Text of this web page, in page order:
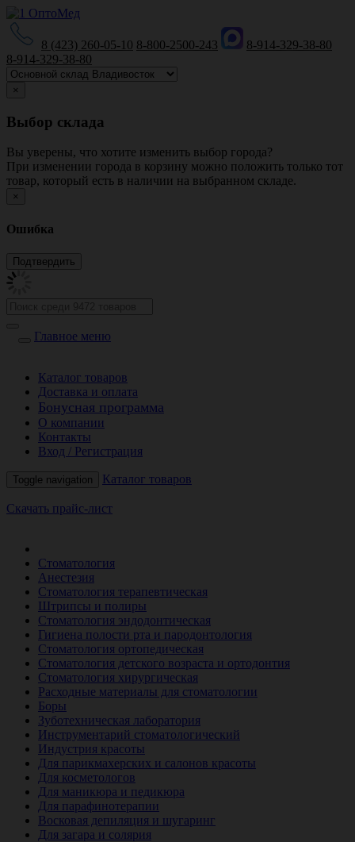
8 (423) 260-05-10 8-800-2500-243
8-914-329-38-80
8-914-329-38-80
×
Выбор склада
Вы уверены, что хотите изменить выбор города?
При изменении города в корзину можно положить только тот
товар, который есть в наличии на выбранном складе.
×
Ошибка
Главное меню
Каталог товаров
Доставка и оплата
Бонусная программа
О компании
Контакты
Вход / Регистрация
Toggle navigation Каталог товаров
Скачать прайс-лист
Стоматология
Анестезия
Стоматология терапевтическая
Штрипсы и полиры
Стоматология эндодонтическая
Гигиена полости рта и пародонтология
Стоматология ортопедическая
Стоматология детского возраста и ортодонтия
Стоматология хирургическая
Расходные материалы для стоматологии
Боры
Зуботехническая лаборатория
Инструментарий стоматологический
Индустрия красоты
Для парикмахерских и салонов красоты
Для косметологов
Для маникюра и педикюра
Для парафинотерапии
Восковая депиляция и шугаринг
Для загара и солярия